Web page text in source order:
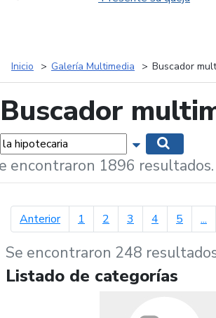
Inicio Galería Multimedia Buscador
Buscador
Mostrar
encontraron 1896 resultados.
Anteriorpágina anterior
1 2 3 4 5 ...
Se encontraron 248
Listado de categorías